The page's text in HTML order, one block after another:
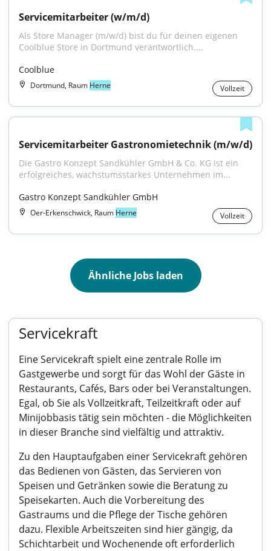
Servicemitarbeiter (w/m/d)
Als Store Manager (m/w/d) bist du für deinen eigenen
Coolblue Store in Dortmund verantwortlich....
Coolblue
Dortmund, Raum Herne Vollzeit
Servicemitarbeiter Gastronomietechnik (m/w/d)
Die Gastro Konzept Sandkühler GmbH & Co. KG ist ein
erfolgreiches, wachstumsstarkes Unternehmen im...
Gastro Konzept Sandkühler GmbH
Oer-Erkenschwick, Raum Herne Vollzeit
Ähnliche Jobs laden
Servicekraft
Eine Servicekraft spielt eine zentrale Rolle im
Gastgewerbe und sorgt für das Wohl der Gäste in
Restaurants, Cafés, Bars oder bei Veranstaltungen.
Egal, ob Sie als Vollzeitkraft, Teilzeitkraft oder auf
Minijobbasis tätig sein möchten - die Möglichkeiten
in dieser Branche sind vielfältig und attraktiv.
Zu den Hauptaufgaben einer Servicekraft gehören
das Bedienen von Gästen, das Servieren von
Speisen und Getränken sowie die Beratung zu
Speisekarten. Auch die Vorbereitung des
Gastraums und die Pflege der Tische gehören
dazu. Flexible Arbeitszeiten sind hier gängig, da
Schichtarbeit und Wochenende oft erforderlich